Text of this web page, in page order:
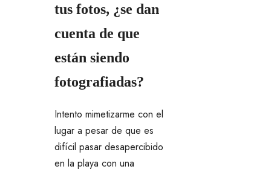
tus fotos, ¿se dan
cuenta de que
están siendo
fotografiadas?
Intento mimetizarme con el
lugar a pesar de que es
difícil pasar desapercibido
en la playa con una